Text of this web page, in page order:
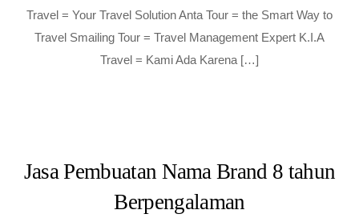
Travel = Your Travel Solution Anta Tour = the Smart Way to
Travel Smailing Tour = Travel Management Expert K.I.A
Travel = Kami Ada Karena […]
Jasa Pembuatan Nama Brand 8 tahun
Berpengalaman